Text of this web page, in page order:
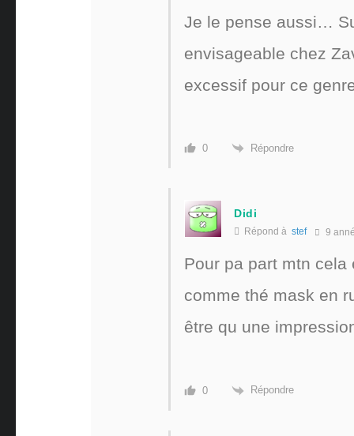
Je le pense aussi…
envisageable chez
excessif pour ce
0 Répondre
Didi
Répond à stef 9
Pour pa part mtn
comme thé mask en
être qu une
0 Répondre